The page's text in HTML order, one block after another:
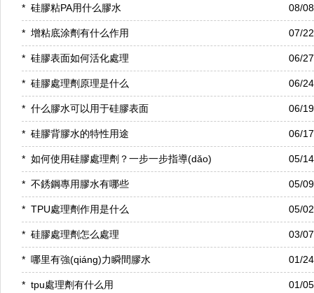
* 硅膠粘PA用什么膠水 08/08
* 增粘底涂劑有什么作用 07/22
* 硅膠表面如何活化處理 06/27
* 硅膠處理劑原理是什么 06/24
* 什么膠水可以用于硅膠表面 06/19
* 硅膠背膠水的特性用途 06/17
* 如何使用硅膠處理劑？一步一步指導(dǎo) 05/14
* 不銹鋼專用膠水有哪些 05/09
* TPU處理劑作用是什么 05/02
* 硅膠處理劑怎么處理 03/07
* 哪里有強(qiáng)力瞬間膠水 01/24
* tpu處理劑有什么用 01/05